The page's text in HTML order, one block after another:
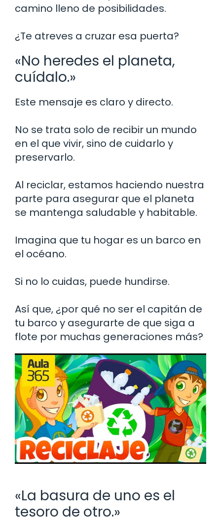
camino lleno de posibilidades.
¿Te atreves a cruzar esa puerta?
«No heredes el planeta,
cuídalo.»
Este mensaje es claro y directo.
No se trata solo de recibir un mundo
en el que vivir, sino de cuidarlo y
preservarlo.
Al reciclar, estamos haciendo nuestra
parte para asegurar que el planeta
se mantenga saludable y habitable.
Imagina que tu hogar es un barco en
el océano.
Si no lo cuidas, puede hundirse.
Así que, ¿por qué no ser el capitán de
tu barco y asegurarte de que siga a
flote por muchas generaciones más?
«La basura de uno es el
tesoro de otro.»